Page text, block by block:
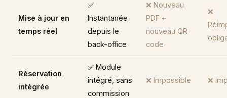
Mise à jour en
temps réel
✅
Instantanée
depuis le
back-office
❌ Nouveau
PDF +
nouveau QR
code
❌
Réservation
intégrée
✅ Module
intégré, sans
commission
❌ Impossible ❌